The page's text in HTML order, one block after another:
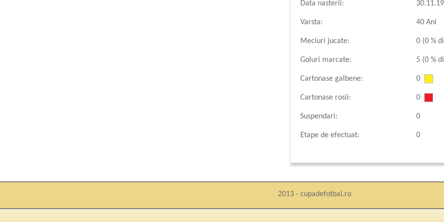
Data nasterii:
Varsta:
Meciuri jucate:
Goluri marcate:
Cartonase galbene:
Cartonase rosii:
Suspendari:
Etape de efectuat:
40 Ani
0 (0 %
5 (0 %
0
0
0
0
2013 - cupadefotbal.ro